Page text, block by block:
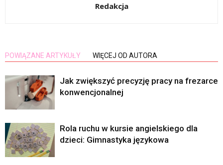
Redakcja
POWIĄZANE ARTYKUŁY WIĘCEJ OD AUTORA
Jak zwiększyć precyzję pracy na frezarce
konwencjonalnej
Rola ruchu w kursie angielskiego dla
dzieci: Gimnastyka językowa